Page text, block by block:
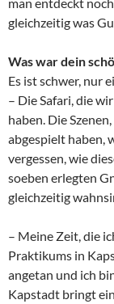
gleichzeitig was
Was war dein
Es ist schwer, nur
– Die Safari, die
haben. Die
abgespielt haben,
vergessen, wie
soeben erlegten
gleichzeitig
– Meine Zeit, die
Praktikums in
angetan und ich
Kapstadt bringt